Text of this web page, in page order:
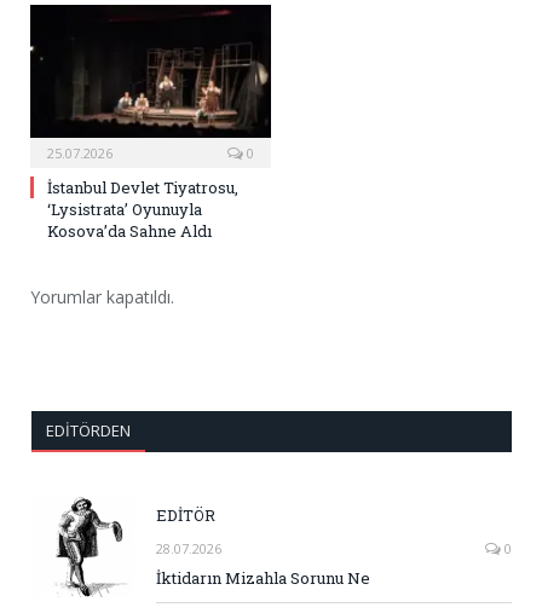
25.07.2026 0
İstanbul Devlet Tiyatrosu,
‘Lysistrata’ Oyunuyla
Kosova’da Sahne Aldı
Yorumlar kapatıldı.
EDITÖRDEN
EDİTÖR
28.07.2026 0
İktidarın Mizahla Sorunu Ne